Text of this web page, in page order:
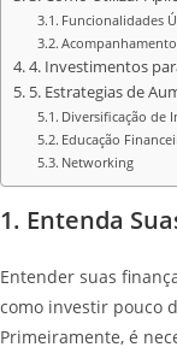
Funcionalidades
4. Investimentos
5. Estrategias de
Diversificação de
Educação
Networking
1. Entenda
Entender suas
como investir pouco
Primeiramente, é